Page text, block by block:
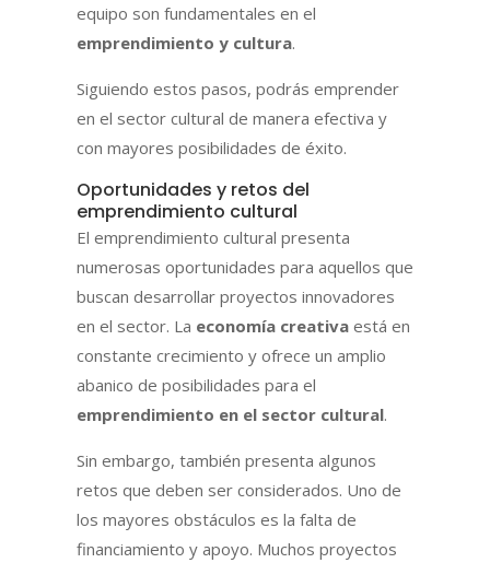
equipo son fundamentales en el
emprendimiento y cultura.
Siguiendo estos pasos, podrás emprender
en el sector cultural de manera efectiva y
con mayores posibilidades de éxito.
Oportunidades y retos del
emprendimiento cultural
El emprendimiento cultural presenta
numerosas oportunidades para aquellos que
buscan desarrollar proyectos innovadores
en el sector. La economía creativaestá en
constante crecimiento y ofrece un amplio
abanico de posibilidades para el
emprendimiento en el sector cultural.
Sin embargo, también presenta algunos
retos que deben ser considerados. Uno de
los mayores obstáculos es la falta de
financiamiento y apoyo. Muchos proyectos